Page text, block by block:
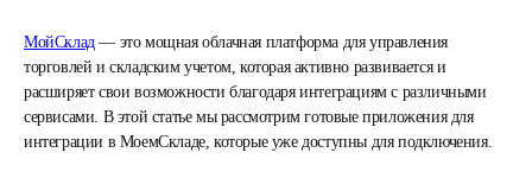
МойСклад— это мощная облачная платформа для управления
торговлей и складским учетом, которая активно развивается и
расширяет свои возможности благодаря интеграциям с различными
сервисами. В этой статье мы рассмотрим готовые приложения для
интеграции в МоемСкладе, которые уже доступны для подключения.